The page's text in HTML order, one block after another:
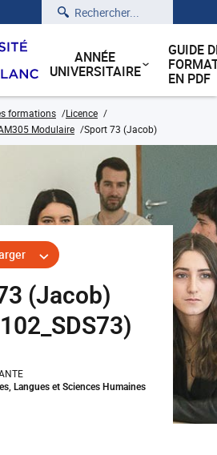
Rechercher
ANNÉE
UNIVERSITAIRE
GUIDE
EN PDF
formations
Licence
Modulaire Sport 73 (Jacob)
(Jacob)
Langues et Sciences Humaines